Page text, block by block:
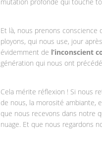
Et là, nous prenons conscience
ployons, qui nous use, jour
évidemment de l’inconscient
génération qui nous ont
Cela mérite réflexion ! Si nous
de nous, la morosité ambiante,
que nous recevons dans notre
nuage. Et que nous regardons